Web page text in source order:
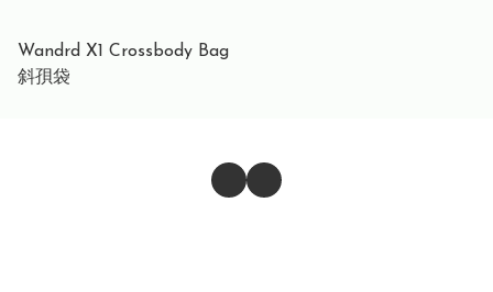
Wandrd X1 Crossbody Bag
斜孭袋